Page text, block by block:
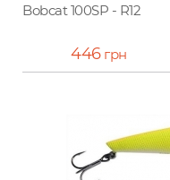
Bobcat 100SP - R12
446грн